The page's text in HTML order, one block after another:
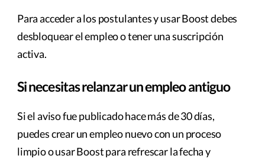
Para acceder a los postulantes y usar Boost debes
desbloquear el empleo o tener una suscripción
activa.
Si necesitas relanzar un empleo antiguo
Si el aviso fue publicado hace más de 30 días,
puedes crear un empleo nuevo con un proceso
limpio o usar Boost para refrescar la fecha y